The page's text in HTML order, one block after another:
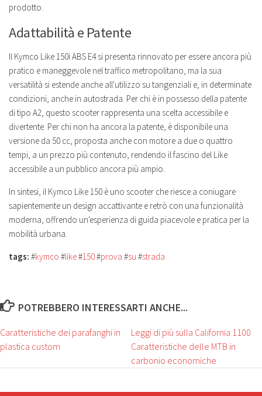
prodotto.
Adattabilità e Patente
Il Kymco Like 150i ABS E4 si presenta rinnovato per essere ancora più
pratico e maneggevole nel traffico metropolitano, ma la sua
versatilità si estende anche all'utilizzo su tangenziali e, in determinate
condizioni, anche in autostrada. Per chi è in possesso della patente
di tipo A2, questo scooter rappresenta una scelta accessibile e
divertente. Per chi non ha ancora la patente, è disponibile una
versione da 50 cc, proposta anche con motore a due o quattro
tempi, a un prezzo più contenuto, rendendo il fascino del Like
accessibile a un pubblico ancora più ampio.
In sintesi, il Kymco Like 150 è uno scooter che riesce a coniugare
sapientemente un design accattivante e retrò con una funzionalità
moderna, offrendo un'esperienza di guida piacevole e pratica per la
mobilità urbana.
tags: #kymco #like#150#prova #su #strada
POTREBBERO INTERESSARTI ANCHE...
Caratteristiche dei parafanghi in
plastica custom
Leggi di più sulla California 1100
Caratteristiche delle MTB in
carbonio economiche